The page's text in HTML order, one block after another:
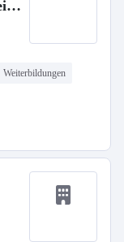
Weiterbildungen